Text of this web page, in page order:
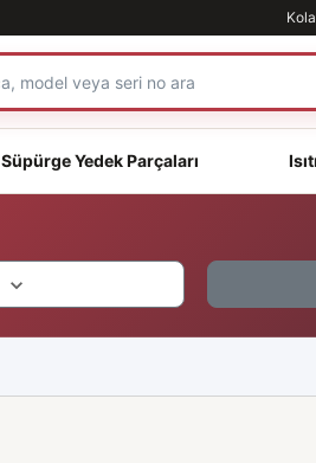
Süpürge Yedek Parçaları